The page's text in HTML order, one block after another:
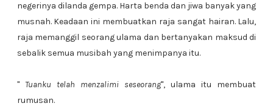
negerinya dilanda gempa. Harta benda dan jiwa banyak yang
musnah. Keadaan ini membuatkan raja sangat hairan. Lalu,
raja memanggil seorang ulama dan bertanyakan maksud di
sebalik semua musibah yang menimpanya itu.
" Tuanku telah menzalimi seseorang", ulama itu membuat
rumusan.